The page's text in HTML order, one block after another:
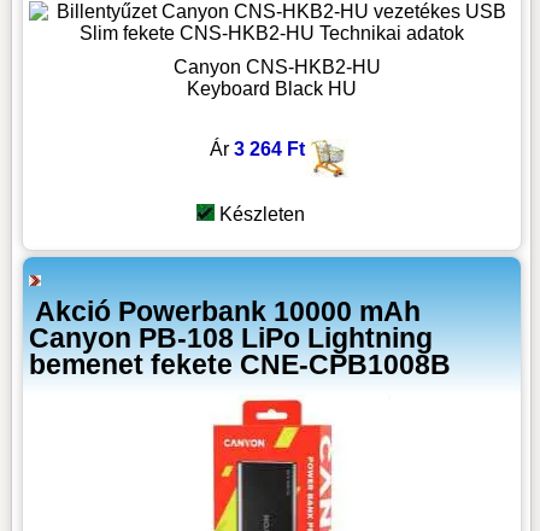
Canyon CNS-HKB2-HU
Keyboard Black HU
Ár 3 264 Ft
Készleten
Akció Powerbank 10000 mAh
Canyon PB-108 LiPo Lightning
bemenet fekete CNE-CPB1008B